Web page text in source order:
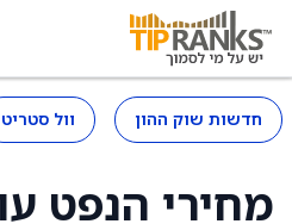
חדשות שוק ההון וול סטריט
מחירי הנפט